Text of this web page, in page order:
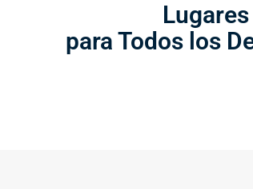
para Todos los